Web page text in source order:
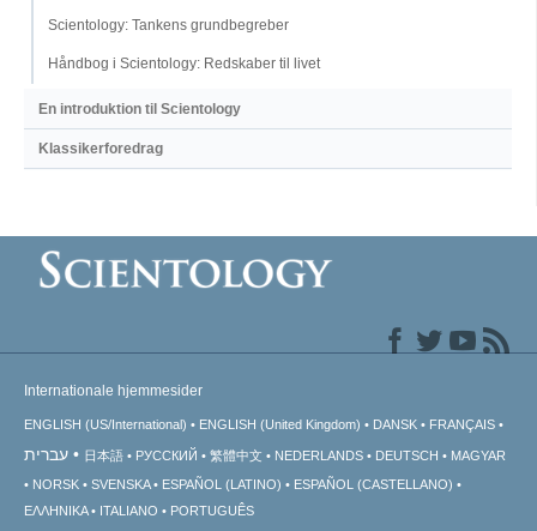
Scientology: Tankens grundbegreber
Håndbog i Scientology: Redskaber til livet
En introduktion til Scientology
Klassikerforedrag
Internationale hjemmesider
ENGLISH (US/International) ENGLISH (United Kingdom) DANSK FRANÇAIS
עברית 日本語 РУССКИЙ 繁體中文 NEDERLANDS DEUTSCH
MAGYAR
NORSK
SVENSKA ESPAÑOL (LATINO)
ESPAÑOL (CASTELLANO)
ΕΛΛΗΝΙΚA
ITALIANO PORTUGUÊS